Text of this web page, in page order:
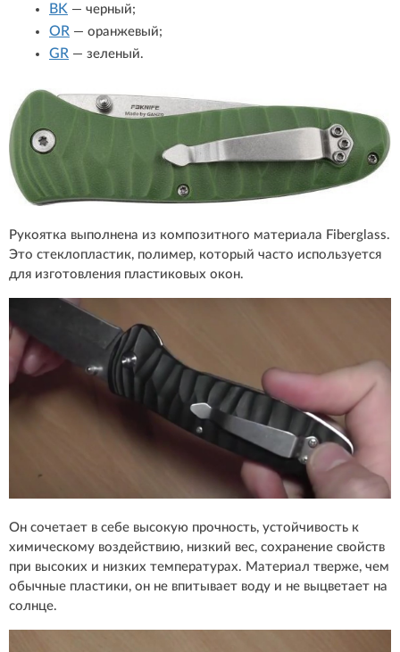
BK — черный;
OR — оранжевый;
GR — зеленый.
Рукоятка выполнена из композитного материала Fiberglass.
Это стеклопластик, полимер, который часто используется
для изготовления пластиковых окон.
Он сочетает в себе высокую прочность, устойчивость к
химическому воздействию, низкий вес, сохранение свойств
при высоких и низких температурах. Материал тверже, чем
обычные пластики, он не впитывает воду и не выцветает на
солнце.